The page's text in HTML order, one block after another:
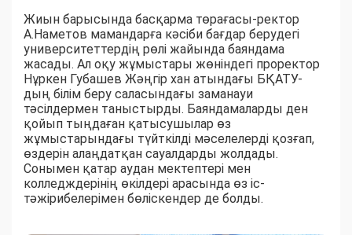
Жиын барысында басқарма төрағасы-ректор
А.Наметов мамандарға кәсіби бағдар берудегі
университеттердің рөлі жайында баяндама
жасады. Ал оқу жұмыстары жөніндегі проректор
Нұркен Губашев Жәңгір хан атындағы БҚАТУ-
дың білім беру саласындағы заманауи
тәсілдермен таныстырды. Баяндамаларды ден
қойып тыңдаған қатысушылар өз
жұмыстарындағы түйткілді мәселелерді қозғап,
өздерін алаңдатқан сауалдарды жолдады.
Сонымен қатар аудан мектептері мен
колледждерінің өкілдері арасында өз іс-
тәжірибелерімен бөліскендер де болды.